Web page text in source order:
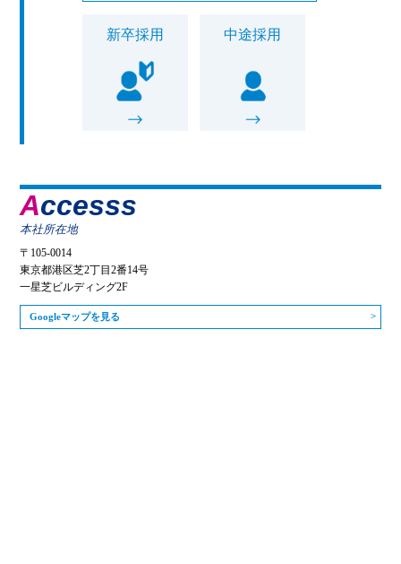
新卒採用 中途採用
Accesss
本社所在地
〒105-0014
東京都港区芝2丁目2番14号
一星芝ビルディング2F
Googleマップを見る